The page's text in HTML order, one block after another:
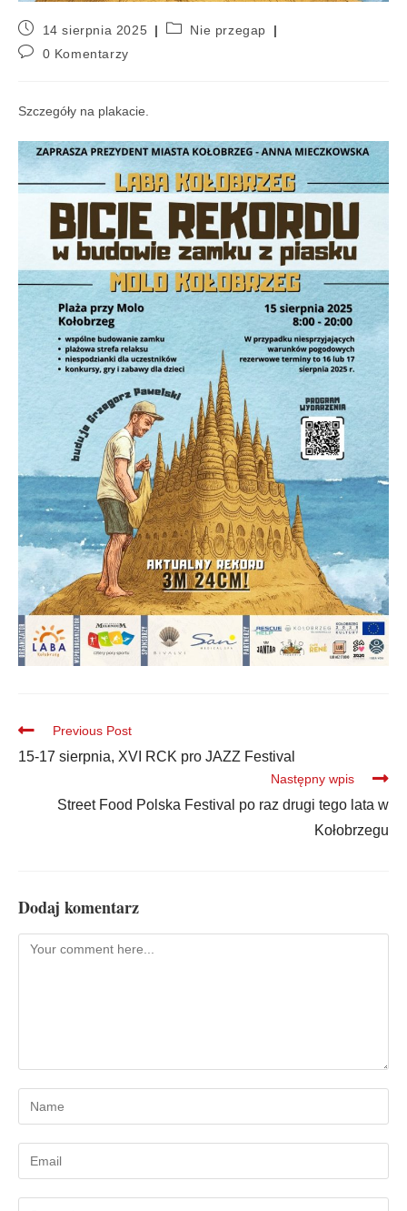
14 sierpnia 2025
Nie przegap
0 Komentarzy
Szczegóły na plakacie.
Previous Post
15-17 sierpnia, XVI RCK pro JAZZ Festival
Następny wpis
Street Food Polska Festival po raz drugi tego lata w
Kołobrzegu
Dodaj komentarz